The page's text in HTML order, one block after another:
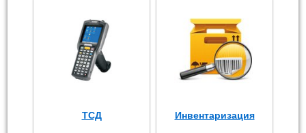
ТСД Инвентаризация